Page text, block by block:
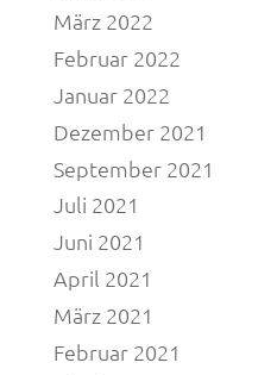
März 2022
Februar 2022
Januar 2022
Dezember 2021
September 2021
Juli 2021
Juni 2021
April 2021
März 2021
Februar 2021